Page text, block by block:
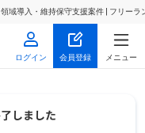
域導入・維持保守支援案件 | フリー
ログイン 会員登録 メニュー